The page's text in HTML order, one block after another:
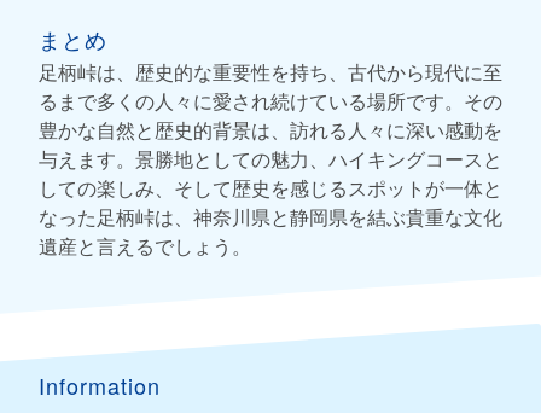
まとめ
足柄峠は、歴史的な重要性を持ち、古代から現代に至
るまで多くの人々に愛され続けている場所です。その
豊かな自然と歴史的背景は、訪れる人々に深い感動を
与えます。景勝地としての魅力、ハイキングコースと
しての楽しみ、そして歴史を感じるスポットが一体と
なった足柄峠は、神奈川県と静岡県を結ぶ貴重な文化
遺産と言えるでしょう。
Information